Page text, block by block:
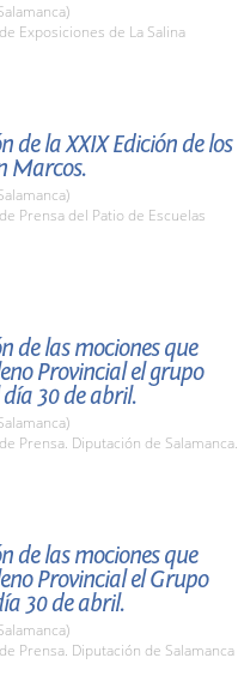
Exposiciones de La Salina
de la XXIX Edición de los
Marcos.
Prensa del Patio de Escuelas
de las mociones que
Provincial el grupo
30 de abril.
Prensa. Diputación de Salamanca.
de las mociones que
Provincial el Grupo
30 de abril.
Prensa. Diputación de Salamanca